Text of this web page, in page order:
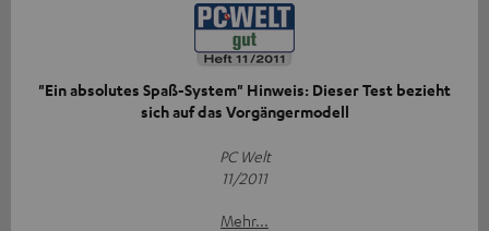
"Ein absolutes Spaß-System" Hinweis: Dieser Test bezieht
sich auf das Vorgängermodell
PC Welt
11/2011
Mehr...